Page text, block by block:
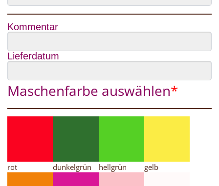
Kommentar
Lieferdatum
*
Maschenfarbe auswählen
rot dunkelgrün hellgrün gelb